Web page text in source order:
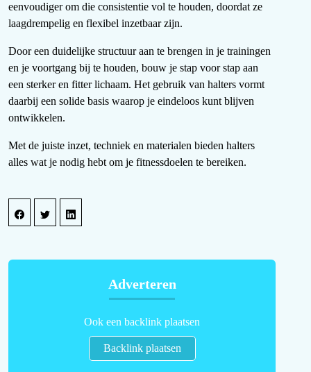
eenvoudiger om die consistentie vol te houden, doordat ze
laagdrempelig en flexibel inzetbaar zijn.
Door een duidelijke structuur aan te brengen in je trainingen
en je voortgang bij te houden, bouw je stap voor stap aan
een sterker en fitter lichaam. Het gebruik van halters vormt
daarbij een solide basis waarop je eindeloos kunt blijven
ontwikkelen.
Met de juiste inzet, techniek en materialen bieden halters
alles wat je nodig hebt om je fitnessdoelen te bereiken.
Adverteren
Ook een backlink plaatsen
Backlink plaatsen